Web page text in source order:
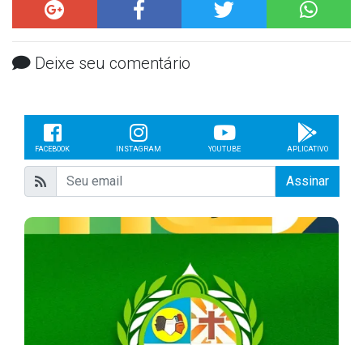
Deixe seu comentário
FACEBOOK INSTAGRAM YOUTUBE APLICATIVO
Assinar